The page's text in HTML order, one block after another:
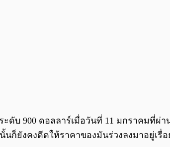
ดับ 900 ดอลลาร์เมื่อวันที่ 11 มกราคมที่ผ่
นก็ยังคงดีดให้ราคาของมันร่วงลงมาอยู่เรื่อ